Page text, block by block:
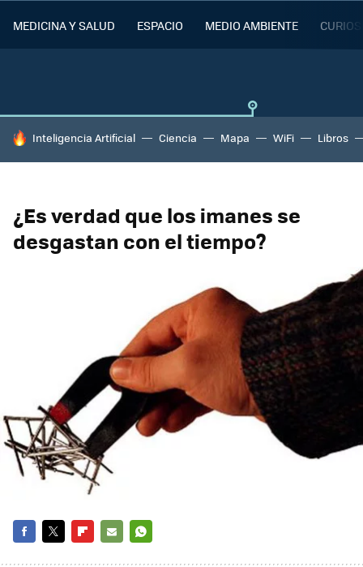
MEDICINA Y SALUD ESPACIO MEDIO AMBIENTE
HOY SE HABLA DE
Inteligencia Artificial Ciencia Mapa WiFi Libros
¿Es verdad que los imanes se
desgastan con el tiempo?